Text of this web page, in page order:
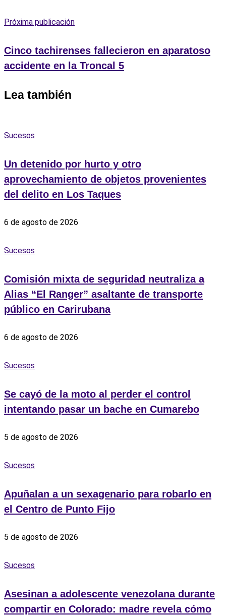
Próxima publicación
Cinco tachirenses fallecieron en aparatoso
accidente en la Troncal 5
Lea también
Sucesos
Un detenido por hurto y otro
aprovechamiento de objetos provenientes
del delito en Los Taques
6 de agosto de 2026
Sucesos
Comisión mixta de seguridad neutraliza a
Alias “El Ranger” asaltante de transporte
público en Carirubana
6 de agosto de 2026
Sucesos
Se cayó de la moto al perder el control
intentando pasar un bache en Cumarebo
5 de agosto de 2026
Sucesos
Apuñalan a un sexagenario para robarlo en
el Centro de Punto Fijo
5 de agosto de 2026
Sucesos
Asesinan a adolescente venezolana durante
compartir en Colorado: madre revela cómo